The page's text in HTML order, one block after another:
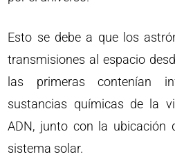
Esto se debe a que los
transmisiones al espacio
las primeras contenían
sustancias químicas de la
ADN, junto con la ubicación
sistema solar.